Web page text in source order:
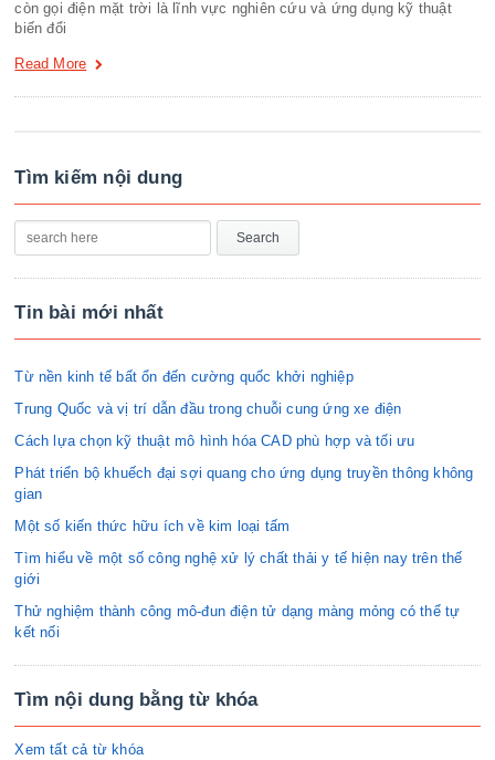
còn gọi điện mặt trời là lĩnh vực nghiên cứu và ứng dụng kỹ thuật
biến đổi
Read More
Tìm kiếm nội dung
Tin bài mới nhất
Từ nền kinh tế bất ổn đến cường quốc khởi nghiệp
Trung Quốc và vị trí dẫn đầu trong chuỗi cung ứng xe điện
Cách lựa chọn kỹ thuật mô hình hóa CAD phù hợp và tối ưu
Phát triển bộ khuếch đại sợi quang cho ứng dụng truyền thông không
gian
Một số kiến thức hữu ích về kim loại tấm
Tìm hiểu về một số công nghệ xử lý chất thải y tế hiện nay trên thế
giới
Thử nghiệm thành công mô-đun điện tử dạng màng mỏng có thể tự
kết nối
Tìm nội dung bằng từ khóa
Xem tất cả từ khóa